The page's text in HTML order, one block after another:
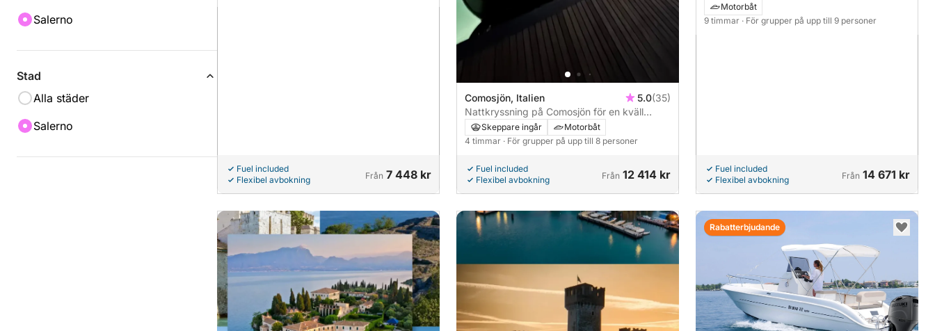
Salerno
Stad
Alla städer
Salerno
Fuel included
Flexibel avbokning
Från 7 448 kr
Comosjön, Italien 5.0(35)
Nattkryssning på Comosjön för en kväll
under stjärnorna
Skeppare ingår
Motorbåt
4 timmar · För grupper på upp till 8 personer
Fuel included
Flexibel avbokning
Från 12 414 kr
Motorbåt
9 timmar · För grupper på upp till 9 personer
Fuel included
Flexibel avbokning
Från 14 671 kr
Rabatterbjudande